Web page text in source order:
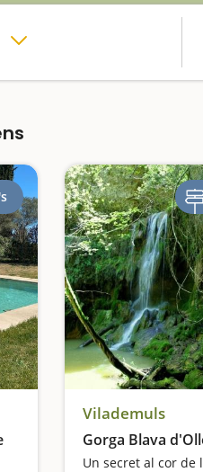
Vilademuls
Gorga Blava
Un secret al cor de